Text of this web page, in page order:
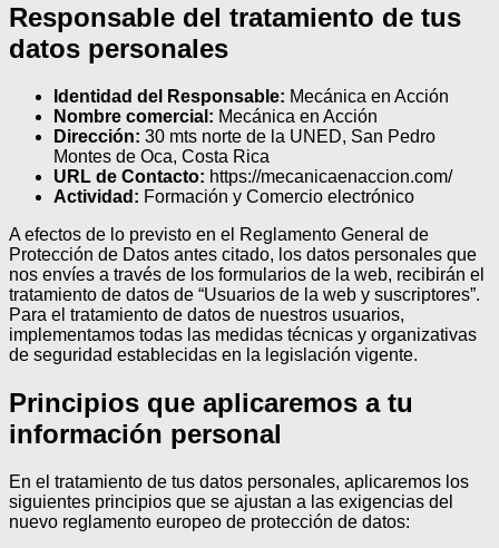
Responsable del tratamiento de tus
datos personales
Identidad del Responsable: Mecánica en Acción
Nombre comercial: Mecánica en Acción
Dirección: 30 mts norte de la UNED, San Pedro
Montes de Oca, Costa Rica
URL de Contacto: https://mecanicaenaccion.com/
Actividad: Formación y Comercio electrónico
A efectos de lo previsto en el Reglamento General de
Protección de Datos antes citado, los datos personales que
nos envíes a través de los formularios de la web, recibirán el
tratamiento de datos de “Usuarios de la web y suscriptores”.
Para el tratamiento de datos de nuestros usuarios,
implementamos todas las medidas técnicas y organizativas
de seguridad establecidas en la legislación vigente.
Principios que aplicaremos a tu
información personal
En el tratamiento de tus datos personales, aplicaremos los
siguientes principios que se ajustan a las exigencias del
nuevo reglamento europeo de protección de datos: